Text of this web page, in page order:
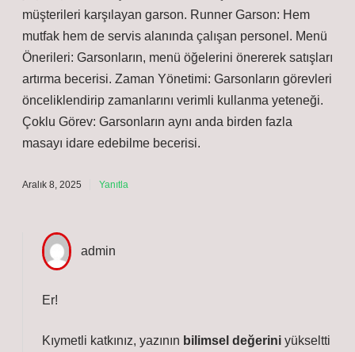
müşterileri karşılayan garson. Runner Garson: Hem
mutfak hem de servis alanında çalışan personel. Menü
Önerileri: Garsonların, menü öğelerini önererek satışları
artırma becerisi. Zaman Yönetimi: Garsonların görevleri
önceliklendirip zamanlarını verimli kullanma yeteneği.
Çoklu Görev: Garsonların aynı anda birden fazla
masayı idare edebilme becerisi.
Aralık 8, 2025 Yanıtla
Er!
Kıymetli katkınız, yazının bilimsel değerini yükseltti